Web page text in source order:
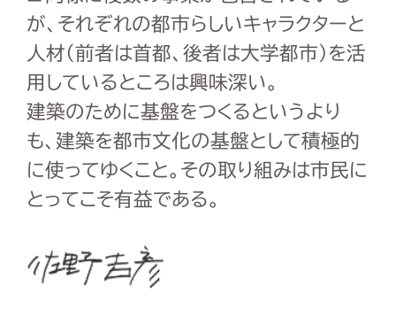
が、それぞれの都市らしいキャラクターと
人材(前者は首都、後者は大学都市)を活
用しているところは興味深い。
建築のために基盤をつくるというより
も、建築を都市文化の基盤として積極的
に使ってゆくこと。その取り組みは市民に
とってこそ有益である。